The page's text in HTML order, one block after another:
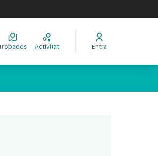
Trobades Activitat Entra